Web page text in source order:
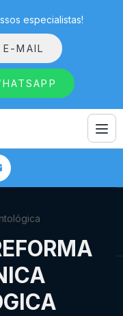
especialistas!
E-MAIL